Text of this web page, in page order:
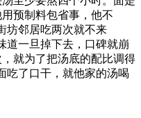
预制料包省事，他不
坊邻居吃两次就不来
道一旦掉下去，口碑就崩
就为了把汤底的配比调得
吃了口干，就他家的汤喝